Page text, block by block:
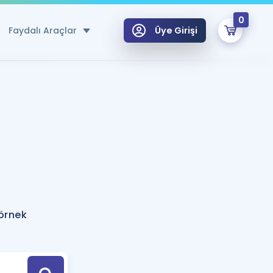
Faydalı Araçlar
Hesaplama Aracı
için Öneriler
Tek Takvimde
Üye Girişi
0